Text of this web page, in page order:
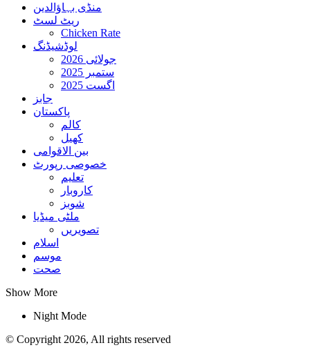
منڈی بہاؤالدین
ریٹ لسٹ
Chicken Rate
لوڈشیڈنگ
جولائی 2026
ستمبر 2025
اگست 2025
جابز
پاکستان
کالم
کھیل
بین الاقوامی
خصوصی رپورٹ
تعلیم
کاروبار
شوبز
ملٹی میڈیا
تصویریں
اسلام
موسم
صحت
Show More
Night Mode
© Copyright 2026, All rights reserved